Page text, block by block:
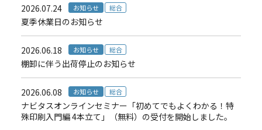
2026.07.24 お知らせ 総合
夏季休業日のお知らせ
2026.06.18 お知らせ 総合
棚卸に伴う出荷停止のお知らせ
2026.06.08 お知らせ 総合
ナビタスオンラインセミナー「初めてでもよくわかる！特
殊印刷入門編 4本立て」（無料）の受付を開始しました。